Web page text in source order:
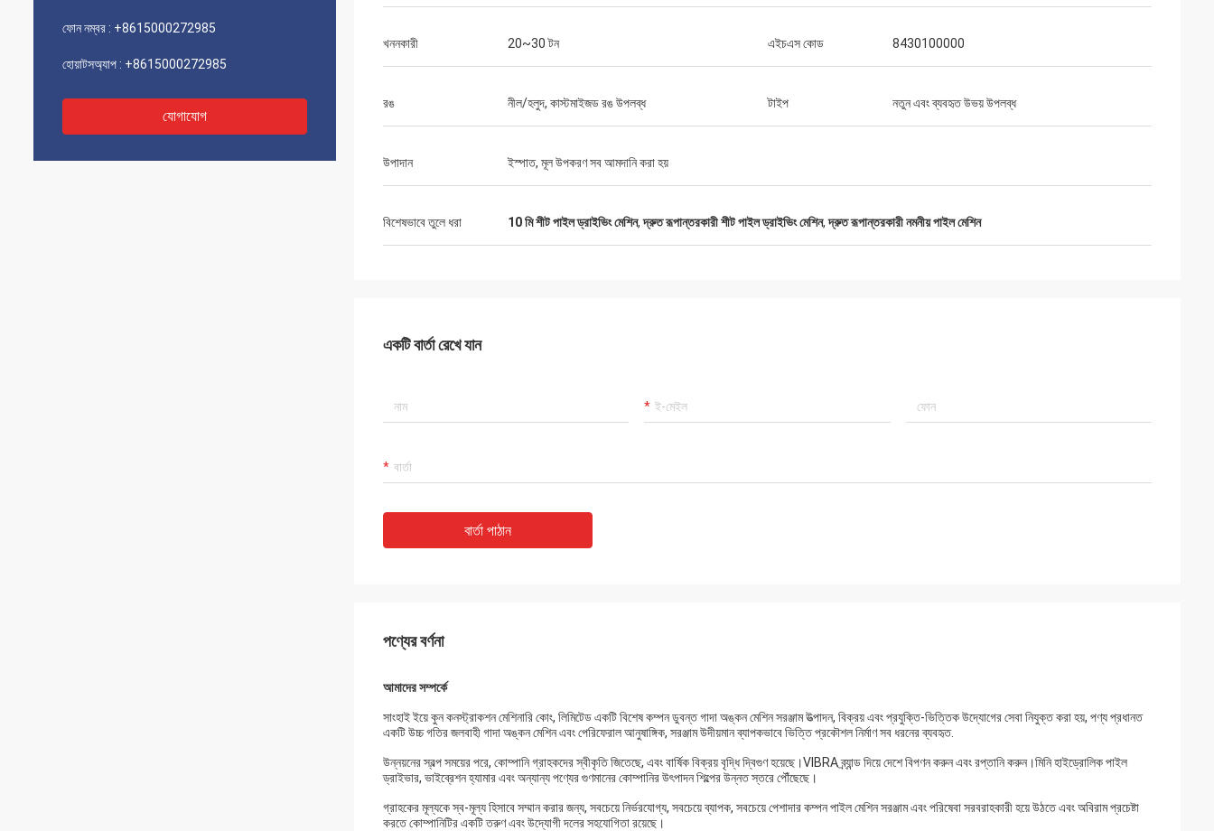
ফোন নম্বর : +8615000272985
হোয়াটসঅ্যাপ : +8615000272985
যোগাযোগ
খননকারী 20~30 টন এইচএস কোড 8430100000
রঙ নীল/হলুদ, কাস্টমাইজড রঙ উপলব্ধ টাইপ নতুন এবং ব্যবহৃত উভয় উপলব্ধ
উপাদান ইস্পাত, মূল উপকরণ সব আমদানি করা হয়
বিশেষভাবে তুলে ধরা 10 মি শীট পাইল ড্রাইভিং মেশিন,দ্রুত রূপান্তরকারী শীট পাইল ড্রাইভিং মেশিন,দ্রুত রূপান্তরকারী নমনীয় পাইল মেশিন
একটি বার্তা রেখে যান
বার্তা পাঠান
পণ্যের বর্ণনা
আমাদের সম্পর্কে
সাংহাই ইয়ে কুন কনস্ট্রাকশন মেশিনারি কোং, লিমিটেড একটি বিশেষ কম্পন ডুবন্ত গাদা অঙ্কন মেশিন সরঞ্জাম উত্পাদন, বিক্রয় এবং প্রযুক্তি-ভিত্তিক উদ্যোগের সেবা নিযুক্ত করা হয়, পণ্য প্রধানত
একটি উচ্চ গতির জলবাহী গাদা অঙ্কন মেশিন এবং পেরিফেরাল আনুষাঙ্গিক, সরঞ্জাম উদীয়মান ব্যাপকভাবে ভিত্তি প্রকৌশল নির্মাণ সব ধরনের ব্যবহৃত.
উন্নয়নের স্বল্প সময়ের পরে, কোম্পানি গ্রাহকদের স্বীকৃতি জিতেছে, এবং বার্ষিক বিক্রয় বৃদ্ধি দ্বিগুণ হয়েছে।VIBRA ব্র্যান্ড দিয়ে দেশে বিপণন করুন এবং রপ্তানি করুন।মিনি হাইড্রোলিক পাইল
ড্রাইভার, ভাইব্রেশন হ্যামার এবং অন্যান্য পণ্যের গুণমানের কোম্পানির উৎপাদন শিল্পের উন্নত স্তরে পৌঁছেছে।
গ্রাহকের মূল্যকে স্ব-মূল্য হিসাবে সম্মান করার জন্য, সবচেয়ে নির্ভরযোগ্য, সবচেয়ে ব্যাপক, সবচেয়ে পেশাদার কম্পন পাইল মেশিন সরঞ্জাম এবং পরিষেবা সরবরাহকারী হয়ে উঠতে এবং অবিরাম প্রচেষ্টা
করতে কোম্পানিটির একটি তরুণ এবং উদ্যোগী দলের সহযোগিতা রয়েছে।